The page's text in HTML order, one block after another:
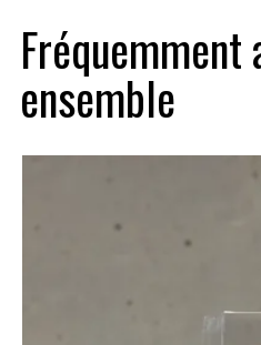
Fréquemment
ensemble